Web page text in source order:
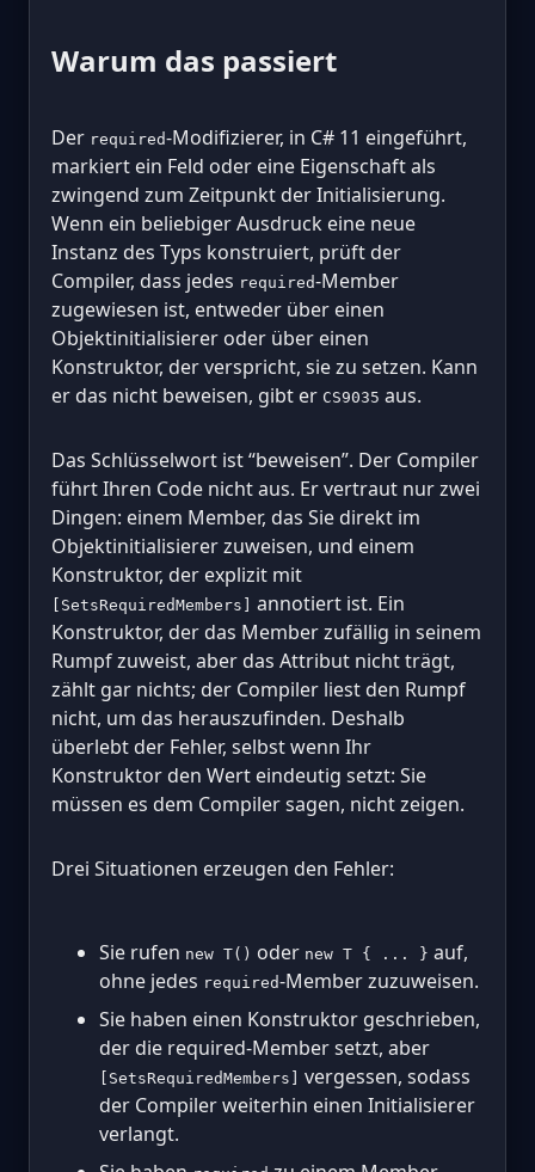
Warum das passiert
Der required-Modifizierer, in C# 11 eingeführt,
markiert ein Feld oder eine Eigenschaft als
zwingend zum Zeitpunkt der Initialisierung.
Wenn ein beliebiger Ausdruck eine neue
Instanz des Typs konstruiert, prüft der
Compiler, dass jedes required-Member
zugewiesen ist, entweder über einen
Objektinitialisierer oder über einen
Konstruktor, der verspricht, sie zu setzen. Kann
er das nicht beweisen, gibt er CS9035 aus.
Das Schlüsselwort ist “beweisen”. Der Compiler
führt Ihren Code nicht aus. Er vertraut nur zwei
Dingen: einem Member, das Sie direkt im
Objektinitialisierer zuweisen, und einem
Konstruktor, der explizit mit
[SetsRequiredMembers] annotiert ist. Ein
Konstruktor, der das Member zufällig in seinem
Rumpf zuweist, aber das Attribut nicht trägt,
zählt gar nichts; der Compiler liest den Rumpf
nicht, um das herauszufinden. Deshalb
überlebt der Fehler, selbst wenn Ihr
Konstruktor den Wert eindeutig setzt: Sie
müssen es dem Compiler sagen, nicht zeigen.
Drei Situationen erzeugen den Fehler:
Sie rufen new T() oder new T { ... } auf,
ohne jedes required-Member zuzuweisen.
Sie haben einen Konstruktor geschrieben,
der die required-Member setzt, aber
[SetsRequiredMembers] vergessen, sodass
der Compiler weiterhin einen Initialisierer
verlangt.